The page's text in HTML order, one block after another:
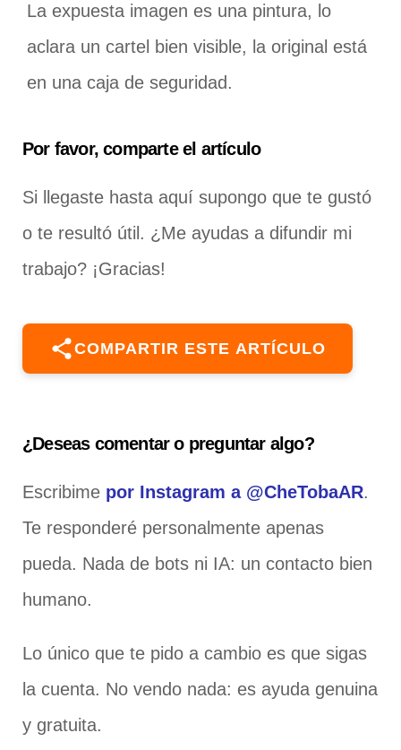
La expuesta imagen es una pintura, lo
aclara un cartel bien visible, la original está
en una caja de seguridad.
Por favor, comparte el artículo
Si llegaste hasta aquí supongo que te gustó
o te resultó útil. ¿Me ayudas a difundir mi
trabajo? ¡Gracias!
COMPARTIR ESTE ARTÍCULO
¿Deseas comentar o preguntar algo?
Escribime por Instagram a @CheTobaAR.
Te responderé personalmente apenas
pueda. Nada de bots ni IA: un contacto bien
humano.
Lo único que te pido a cambio es que sigas
la cuenta. No vendo nada: es ayuda genuina
y gratuita.